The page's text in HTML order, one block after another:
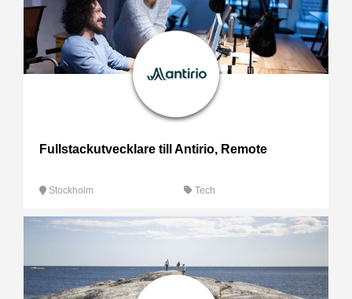
Fullstackutvecklare till Antirio, Remote
Stockholm Tech